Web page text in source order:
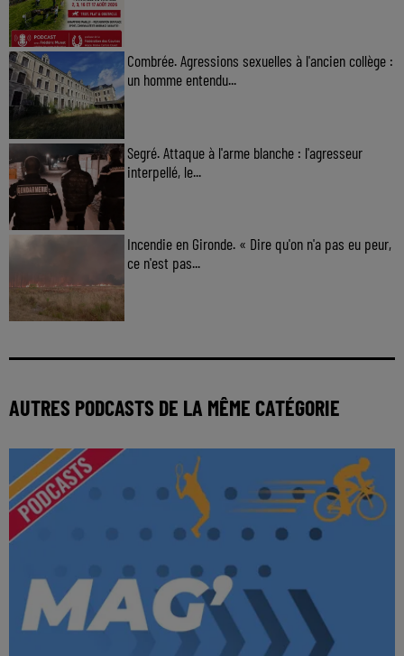
Combrée. Agressions sexuelles à l'ancien collège :
un homme entendu...
Segré. Attaque à l'arme blanche : l'agresseur
interpellé, le...
Incendie en Gironde. « Dire qu'on n'a pas eu peur,
ce n'est pas...
AUTRES PODCASTS DE LA MÊME CATÉGORIE